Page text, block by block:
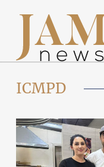
ICMPD